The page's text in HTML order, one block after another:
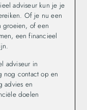
adviseur kun je je
Of je nu een
groeien, of een
een financieel
adviseur in
nog contact op en
advies en
doelen